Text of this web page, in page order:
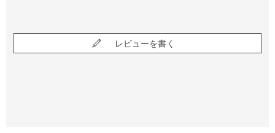
レビューを書く